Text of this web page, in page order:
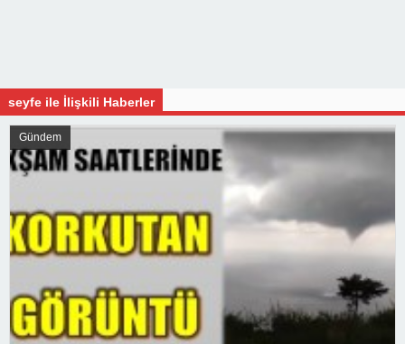
seyfe ile İlişkili Haberler
Gündem